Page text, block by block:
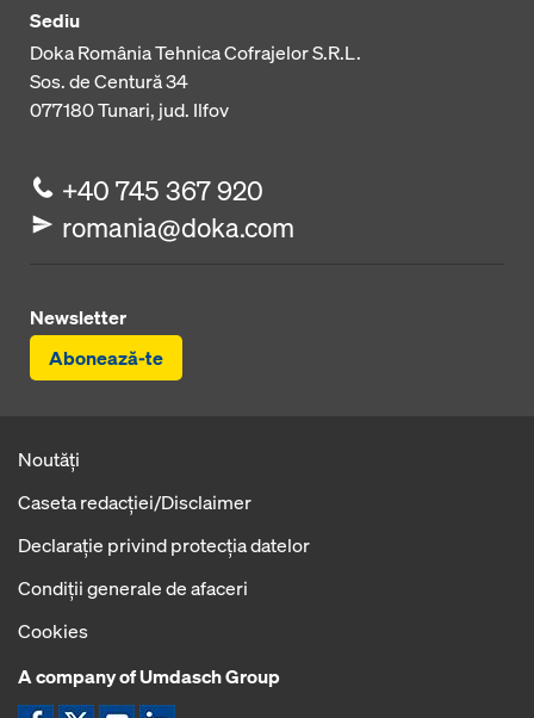
Sediu
Doka România Tehnica Cofrajelor S.R.L.
Sos. de Centură 34
077180Tunari, jud. Ilfov
+40 745 367 920
romania@doka.com
Newsletter
Abonează-te
Noutăți
Caseta redacţiei/Disclaimer
Declaraţie privind protecţia datelor
Condiţii generale de afaceri
Cookies
A company of Umdasch Group